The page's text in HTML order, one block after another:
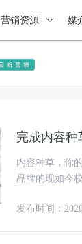
营销资源 媒
完成内容种
内容种草，你
品牌的现如今
发布时间：